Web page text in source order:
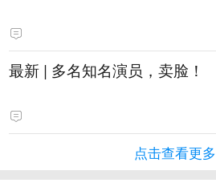
最新 | 多名知名演员，卖脸！
点击查看更多